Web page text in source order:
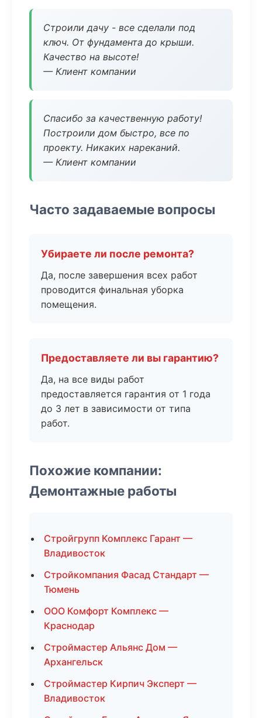
Строили дачу - все сделали под
ключ. От фундамента до крыши.
Качество на высоте!
— Клиент компании
Спасибо за качественную работу!
Построили дом быстро, все по
проекту. Никаких нареканий.
— Клиент компании
Часто задаваемые вопросы
Убираете ли после ремонта?
Да, после завершения всех работ
проводится финальная уборка
помещения.
Предоставляете ли вы гарантию?
Да, на все виды работ
предоставляется гарантия от 1 года
до 3 лет в зависимости от типа
работ.
Похожие компании:
Демонтажные работы
Стройгрупп Комплекс Гарант —
Владивосток
Стройкомпания Фасад Стандарт —
Тюмень
ООО Комфорт Комплекс —
Краснодар
Строймастер Альянс Дом —
Архангельск
Строймастер Кирпич Эксперт —
Владивосток